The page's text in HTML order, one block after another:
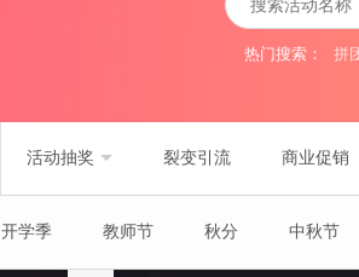
公众号粉丝数量提升
电商引流
低价获取电商优质流量
互动动态
热门搜索： 拼
活动抽奖 裂变引流 商业促销
开学季 教师节 秋分 中秋节